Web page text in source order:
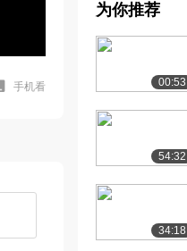
手机看
2.spring...
[7] 千锋Java教
参数（上...
[8] 千锋Java教
参数（中...
[9] 千锋Java教
参数（下...
为你推荐
00:53
54:32
34:18